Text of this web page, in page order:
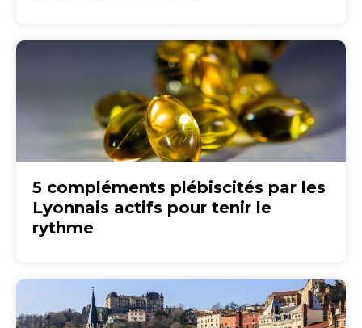
5 compléments plébiscités par les
Lyonnais actifs pour tenir le
rythme